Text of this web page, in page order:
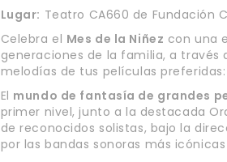
Lugar: Teatro CA660 de Fundación
Celebra el Mes de la Niñez con una
generaciones de la familia, a
melodías de tus películas preferidas:
El mundo de fantasía de grandes
primer nivel, junto a la destacada
de reconocidos solistas, bajo la
por las bandas sonoras más